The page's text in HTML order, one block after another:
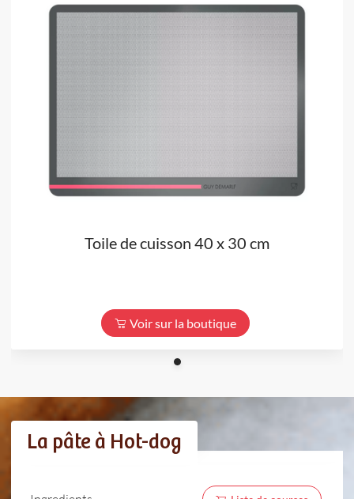
Toile de cuisson 40 x 30 cm
Voir sur la boutique
La pâte à Hot-dog